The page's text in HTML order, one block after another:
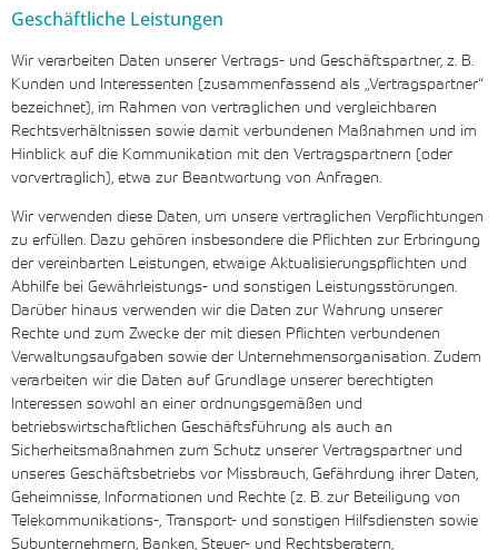
Geschäftliche Leistungen
Wir verarbeiten Daten unserer Vertrags- und Geschäftspartner, z. B.
Kunden und Interessenten (zusammenfassend als „Vertragspartner“
bezeichnet), im Rahmen von vertraglichen und vergleichbaren
Rechtsverhältnissen sowie damit verbundenen Maßnahmen und im
Hinblick auf die Kommunikation mit den Vertragspartnern (oder
vorvertraglich), etwa zur Beantwortung von Anfragen.
Wir verwenden diese Daten, um unsere vertraglichen Verpflichtungen
zu erfüllen. Dazu gehören insbesondere die Pflichten zur Erbringung
der vereinbarten Leistungen, etwaige Aktualisierungspflichten und
Abhilfe bei Gewährleistungs- und sonstigen Leistungsstörungen.
Darüber hinaus verwenden wir die Daten zur Wahrung unserer
Rechte und zum Zwecke der mit diesen Pflichten verbundenen
Verwaltungsaufgaben sowie der Unternehmensorganisation. Zudem
verarbeiten wir die Daten auf Grundlage unserer berechtigten
Interessen sowohl an einer ordnungsgemäßen und
betriebswirtschaftlichen Geschäftsführung als auch an
Sicherheitsmaßnahmen zum Schutz unserer Vertragspartner und
unseres Geschäftsbetriebs vor Missbrauch, Gefährdung ihrer Daten,
Geheimnisse, Informationen und Rechte (z. B. zur Beteiligung von
Telekommunikations-, Transport- und sonstigen Hilfsdiensten sowie
Subunternehmern, Banken, Steuer- und Rechtsberatern,